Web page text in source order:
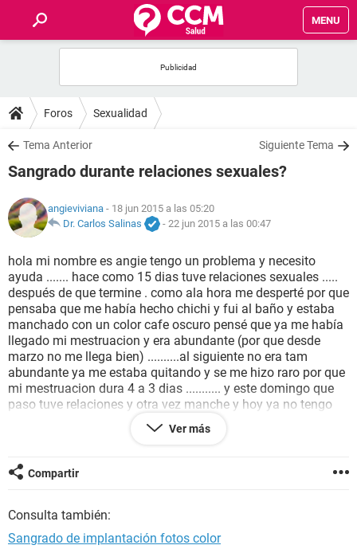
MENU
FOROS
SALUD
FAMILIA
NUTRICIÓN
BIENESTAR
SEXUALIDAD
GLOSARIO
Foros Sexualidad
Tema Anterior Siguiente Tema
Sangrado durante relaciones sexuales?
angieviviana - 18 jun 2015 a las 05:20
Dr. Carlos Salinas
- 22 jun 2015 a las 00:47
hola mi nombre es angie tengo un problema y necesito
ayuda ....... hace como 15 dias tuve relaciones sexuales .....
después de que termine . como ala hora me desperté por que
pensaba que me había hecho chichi y fui al baño y estaba
manchado con un color cafe oscuro pensé que ya me había
llegado mi mestruacion y era abundante (por que desde
marzo no me llega bien) ..........al siguiente no era tam
abundante ya me estaba quitando y se me hizo raro por que
mi mestruacion dura 4 a 3 dias ........... y este domingo que
paso tuve relaciones y otra vez manche y hoy ya no tengo
nada de sangrado ..........he buscado por diferentes paginas y
cáncer
, o trasmicion sexual pero no
antes con la ciclofen y ahora me la cambiaron no tengo el
nombre pero no se si es por la inyección o algo mas me
Ver más
Compartir
Consulta también:
Sangrado de implantación fotos color